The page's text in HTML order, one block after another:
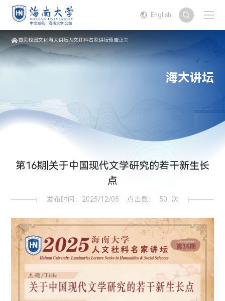
English
首页校园文化海大讲坛人文社科名家讲坛预告正文
海大讲坛
第16期|关于中国现代文学研究的若干新生长
点
发布时间：2025/12/05 点击数： 50 次